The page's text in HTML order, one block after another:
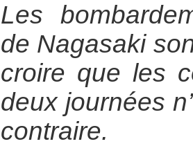
Les
de Nagasaki
croire que les
deux journées
contraire.